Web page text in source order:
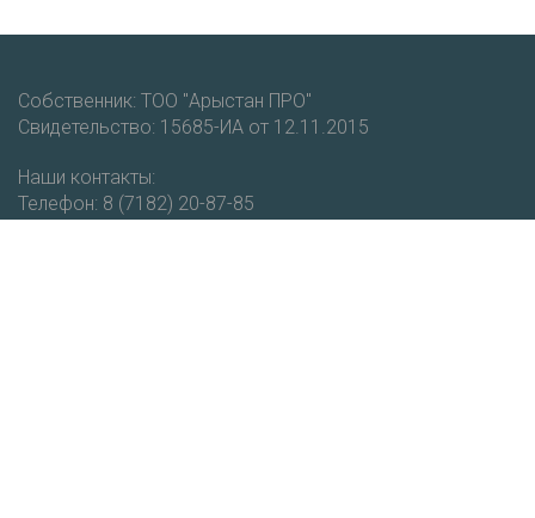
Собственник: ТОО "Арыстан ПРО"
Свидетельство: 15685-ИА от 12.11.2015
Наши контакты:
Телефон: 8 (7182) 20-87-85